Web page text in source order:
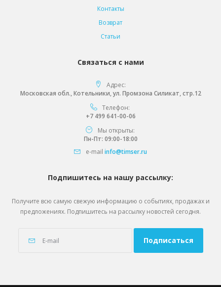
Контакты
Возврат
Статьи
Связаться с нами
Адрес:
Московская обл., Котельники, ул. Промзона Силикат, стр.12
Телефон:
+7 499 641-00-06
Мы открыты:
Пн-Пт: 09:00-18:00
e-mail info@timser.ru
Подпишитесь на нашу рассылку:
Получите всю самую свежую информацию о событиях, продажах и
предложениях. Подпишитесь на рассылку новостей сегодня.
Подписаться